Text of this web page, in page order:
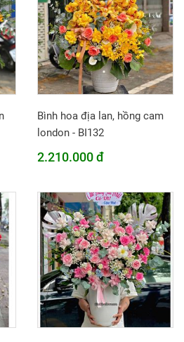
Bình hoa địa lan, hồng cam
london - BI132
2.210.000 đ